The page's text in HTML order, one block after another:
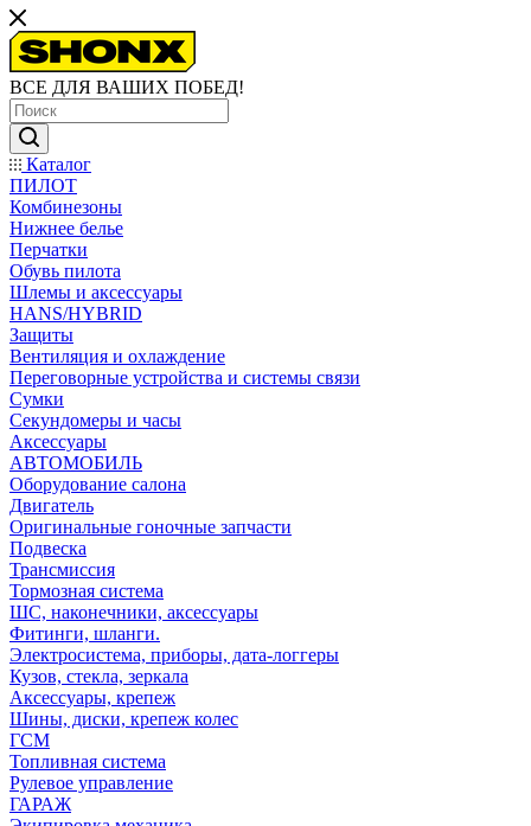
ВСЕ ДЛЯ ВАШИХ ПОБЕД!
Каталог
ПИЛОТ
Комбинезоны
Нижнее белье
Перчатки
Обувь пилота
Шлемы и аксессуары
HANS/HYBRID
Защиты
Вентиляция и охлаждение
Переговорные устройства и системы связи
Сумки
Секундомеры и часы
Аксессуары
АВТОМОБИЛЬ
Оборудование салона
Двигатель
Оригинальные гоночные запчасти
Подвеска
Трансмиссия
Тормозная система
ШС, наконечники, аксессуары
Фитинги, шланги.
Электросистема, приборы, дата-логгеры
Кузов, стекла, зеркала
Аксессуары, крепеж
Шины, диски, крепеж колес
ГСМ
Топливная система
Рулевое управление
ГАРАЖ